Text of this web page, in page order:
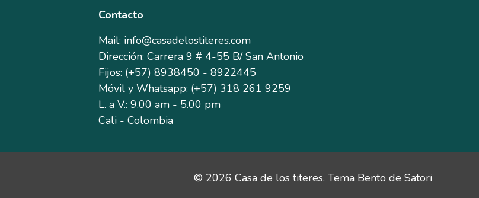
Contacto
Mail: info@casadelostiteres.com
Dirección: Carrera 9 # 4-55 B/ San Antonio
Fijos: (+57) 8938450 - 8922445
Móvil y Whatsapp: (+57) 318 261 9259
L. a V.: 9.00 am - 5.00 pm
Cali - Colombia
© 2026 Casa de los titeres. Tema Bento de Satori